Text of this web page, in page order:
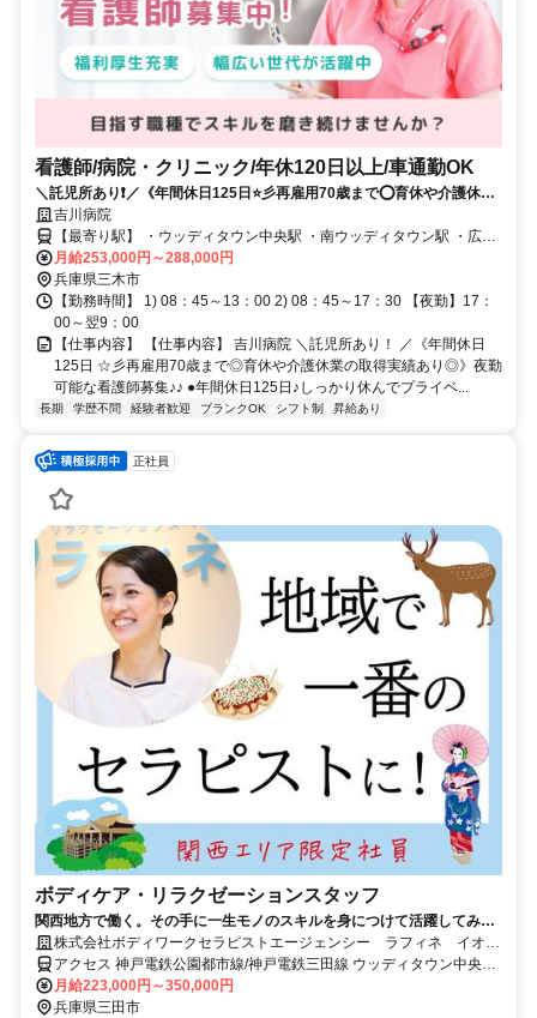
看護師/病院・クリニック/年休120日以上/車通勤OK
＼託児所あり❗️／《年間休日125日⭐彡再雇用70歳まで⭕育休や介護休業
の取得実績あり⭕》夜勤可能な看護師募集✨✨
吉川病院
【最寄り駅】 ・ウッディタウン中央駅 ・南ウッディタウン駅 ・広野
駅
月給253,000円～288,000円
兵庫県三木市
【勤務時間】 1) 08：45～13：00 2) 08：45～17：30 【夜勤】17：
00～翌9：00
【仕事内容】 【仕事内容】 吉川病院 ＼託児所あり！ ／《年間休日
125日 ☆彡再雇用70歳まで◎育休や介護休業の取得実績あり◎》夜勤
可能な看護師募集♪♪ ●年間休日125日♪しっかり休んでプライベ...
長期 学歴不問 経験者歓迎 ブランクOK シフト制 昇給あり
正社員
ボディケア・リラクゼーションスタッフ
関西地方で働く。その手に一生モノのスキルを身につけて活躍してみま
せんか。
株式会社ボディワークセラピストエージェンシー ラフィネ イオン
三田ウッディタウン店
アクセス 神戸電鉄公園都市線/神戸電鉄三田線 ウッディタウン中央徒
歩約6分、神戸電鉄公園都市線 南ウッディタウン西口徒歩約11分、Ｊ
Ｒ福知山線〔宝塚線〕 新三田徒歩約31分 最寄駅：ウッディタウン中
月給223,000円～350,000円
兵庫県三田市